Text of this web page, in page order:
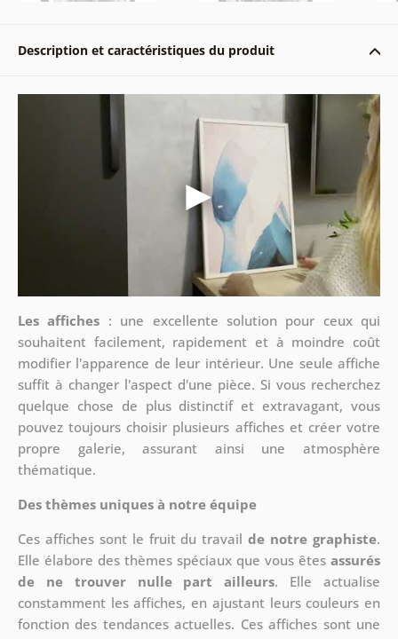
Description et caractéristiques du produit
Les affiches : une excellente solution pour ceux qui
souhaitent facilement, rapidement et à moindre coût
modifier l'apparence de leur intérieur. Une seule affiche
suffit à changer l'aspect d'une pièce. Si vous recherchez
quelque chose de plus distinctif et extravagant, vous
pouvez toujours choisir plusieurs affiches et créer votre
propre galerie, assurant ainsi une atmosphère
thématique.
Des thèmes uniques à notre équipe
Ces affiches sont le fruit du travail de notre graphiste.
Elle élabore des thèmes spéciaux que vous êtesassurés
de ne trouver nulle part ailleurs. Elle actualise
constamment les affiches, en ajustant leurs couleurs en
fonction des tendances actuelles. Ces affiches sont une